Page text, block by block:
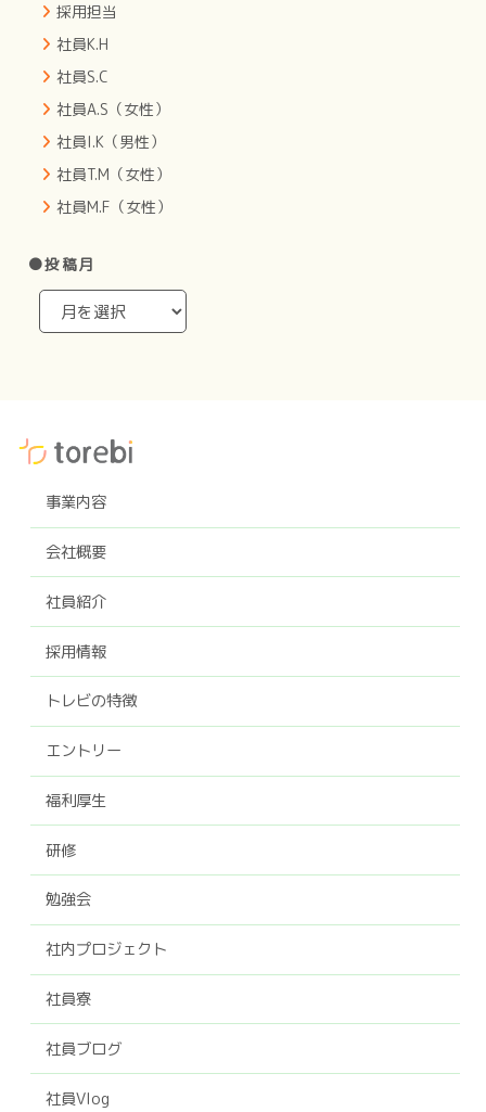
採用担当
社員K.H
社員S.C
社員A.S（女性）
社員I.K（男性）
社員T.M（女性）
社員M.F（女性）
●投稿月
事業内容
会社概要
社員紹介
採用情報
トレビの特徴
エントリー
福利厚生
研修
勉強会
社内プロジェクト
社員寮
社員ブログ
社員Vlog